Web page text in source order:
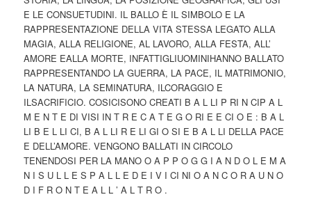
E LE CONSUETUDINI. IL BALLO È IL SIMBOLO E LA
RAPPRESENTAZIONE DELLA VITA STESSA LEGATO ALLA
MAGIA, ALLA RELIGIONE, AL LAVORO, ALLA FESTA, ALL’
AMORE EALLA MORTE, INFATTIGLIUOMINIHANNO BALLATO
RAPPRESENTANDO LA GUERRA, LA PACE, IL MATRIMONIO,
LA NATURA, LA SEMINATURA, ILCORAGGIO E
ILSACRIFICIO. COSICISONO CREATI B A L LI P RI N CIP A L
M E N T E DI VISI IN T R E C A T E G O RI E E CI O E : B A L
LI B E L LI CI, B A L LI R E LI GI O SI E B A L LI DELLA PACE
E DELL’AMORE. VENGONO BALLATI IN CIRCOLO
TENENDOSI PER LA MANO O A P P O G G I A N D O L E M A
N I S U L L E S P A L L E D E I V I CI NI O A N C O R A U N O
D I F R O N T E A L L ’ A L T R O .